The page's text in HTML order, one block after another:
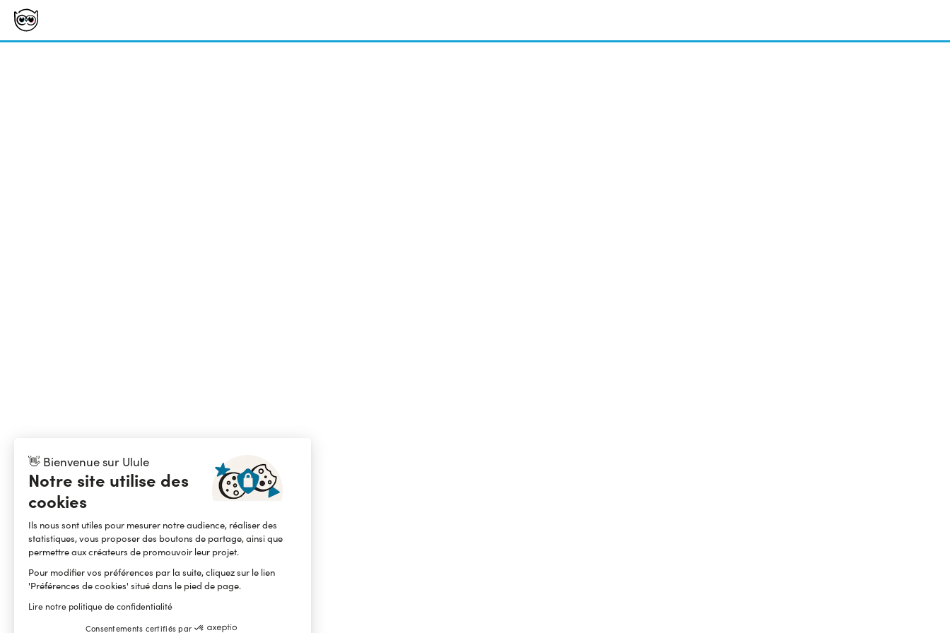
👋 Bienvenue sur Ulule
Notre site utilise des
cookies
Ils nous sont utiles pour mesurer notre audience, réaliser des
statistiques, vous proposer des boutons de partage, ainsi que
permettre aux créateurs de promouvoir leur projet.
Pour modifier vos préférences par la suite, cliquez sur le lien
'Préférences de cookies' situé dans le pied de page.
Lire notre politique de confidentialité
Consentements certifiés par